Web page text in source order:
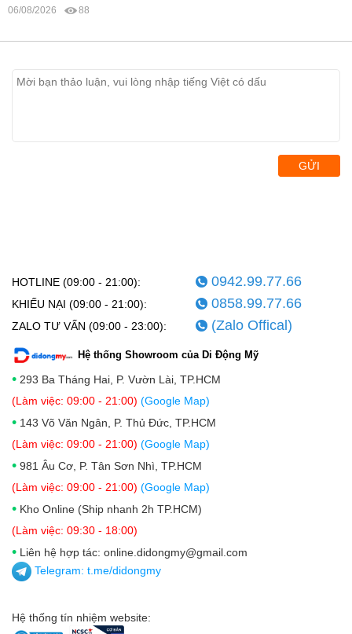
06/08/2026 88
GỬI
HOTLINE (09:00 - 21:00): 0942.99.77.66
KHIẾU NẠI (09:00 - 21:00): 0858.99.77.66
ZALO TƯ VẤN (09:00 - 23:00): (Zalo Offical)
Hệ thống Showroom của Di Động Mỹ
• 293 Ba Tháng Hai, P. Vườn Lài, TP.HCM
(Làm việc: 09:00 - 21:00) (Google Map)
• 143 Võ Văn Ngân, P. Thủ Đức, TP.HCM
(Làm việc: 09:00 - 21:00) (Google Map)
• 981 Âu Cơ, P. Tân Sơn Nhì, TP.HCM
(Làm việc: 09:00 - 21:00) (Google Map)
• Kho Online (Ship nhanh 2h TP.HCM)
(Làm việc: 09:30 - 18:00)
• Liên hệ hợp tác: online.didongmy@gmail.com
Telegram: t.me/didongmy
Hệ thống tín nhiệm website: